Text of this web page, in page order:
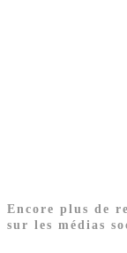
Encore plus de
sur les médias